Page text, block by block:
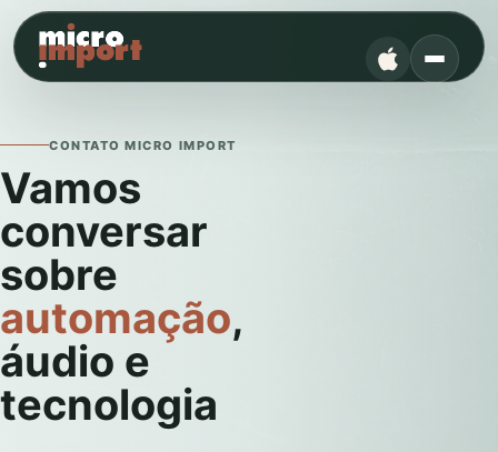
CONTATO MICRO IMPORT
Vamos
conversar
sobre
automação,
áudio e
tecnologia